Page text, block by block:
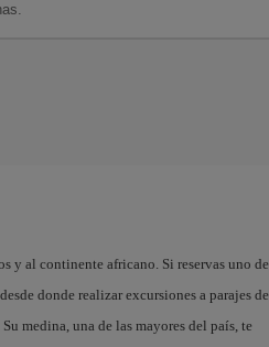
y al continente africano. Si reservas uno de
donde realizar excursiones a parajes de
medina, una de las mayores del país, te